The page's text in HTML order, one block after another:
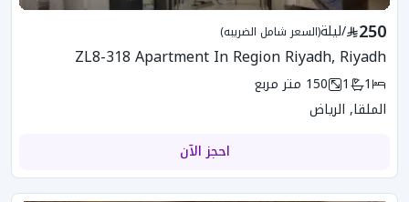
250
/ليلة(السعر شامل الضريبه)
ZL8-318 Apartment In Region Riyadh, Riyadh
1
1
150 متر مربع
الملقا, الرياض
احجز الآن